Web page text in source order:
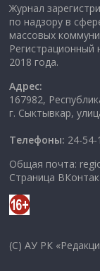
Журнал
по надзору в
массовых
2018 года.
Адрес:
167982,
г. Сыктывкар,
Телефоны: 24-54-
Общая почта:
Страница
(C) АУ РК